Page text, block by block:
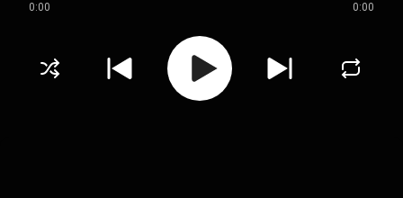
0:00 0:00